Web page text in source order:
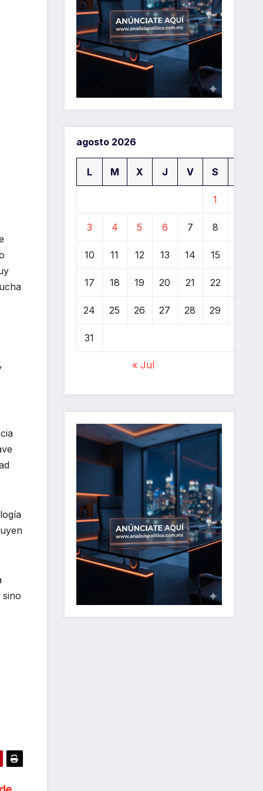
agosto 2026
L M X J V S
1
3 4 5 6 7 8
10 11 12 13 14 15
17 18 19 20 21 22
24 25 26 27 28 29
31
« Jul